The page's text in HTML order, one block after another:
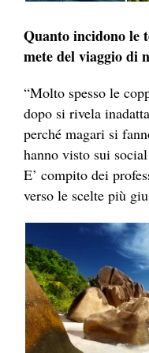
Quanto incidono le
mete del viaggio di
“Molto spesso le
dopo si rivela
perché magari si
hanno visto sui
E’ compito dei
verso le scelte più